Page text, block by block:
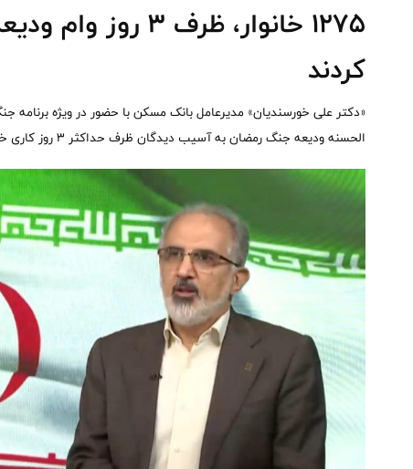
۱۲۷۵ خانوار، ظرف
کردند
«دکتر علی خورسندیان» مدیرعامل بانک مسکن با حضور در ویژه
الحسنه ودیعه جنگ رمضان به آسیب دیدگان ظرف حداکثر ۳ روز کاری خبر داد.